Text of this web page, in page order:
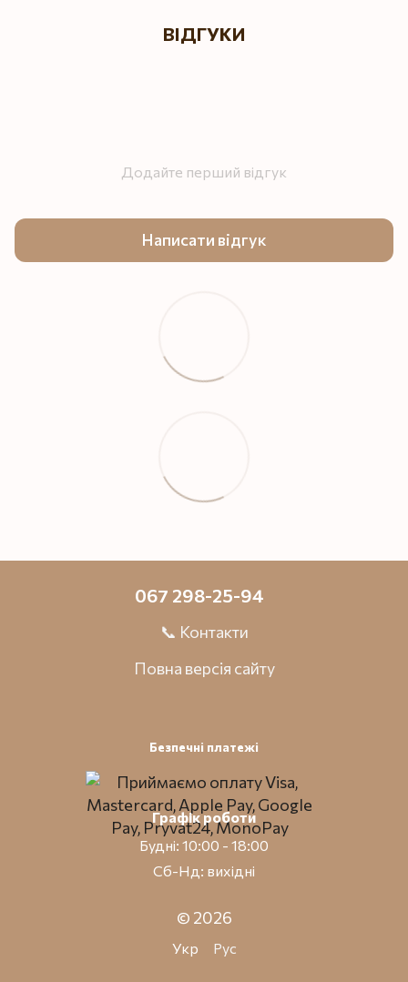
ВІДГУКИ
Додайте перший відгук
Написати відгук
067 298-25-94
📞 Контакти
Повна версія сайту
Безпечні платежі
Графік роботи
Будні: 10:00 - 18:00
Сб-Нд: вихідні
© 2026
Укр Рус